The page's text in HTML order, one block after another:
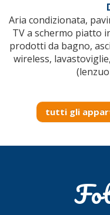
Aria condizionata,
TV a schermo piatto
prodotti da bagno,
wireless,
tutti gli